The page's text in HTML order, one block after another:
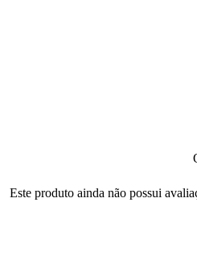
Este produto ainda não possui